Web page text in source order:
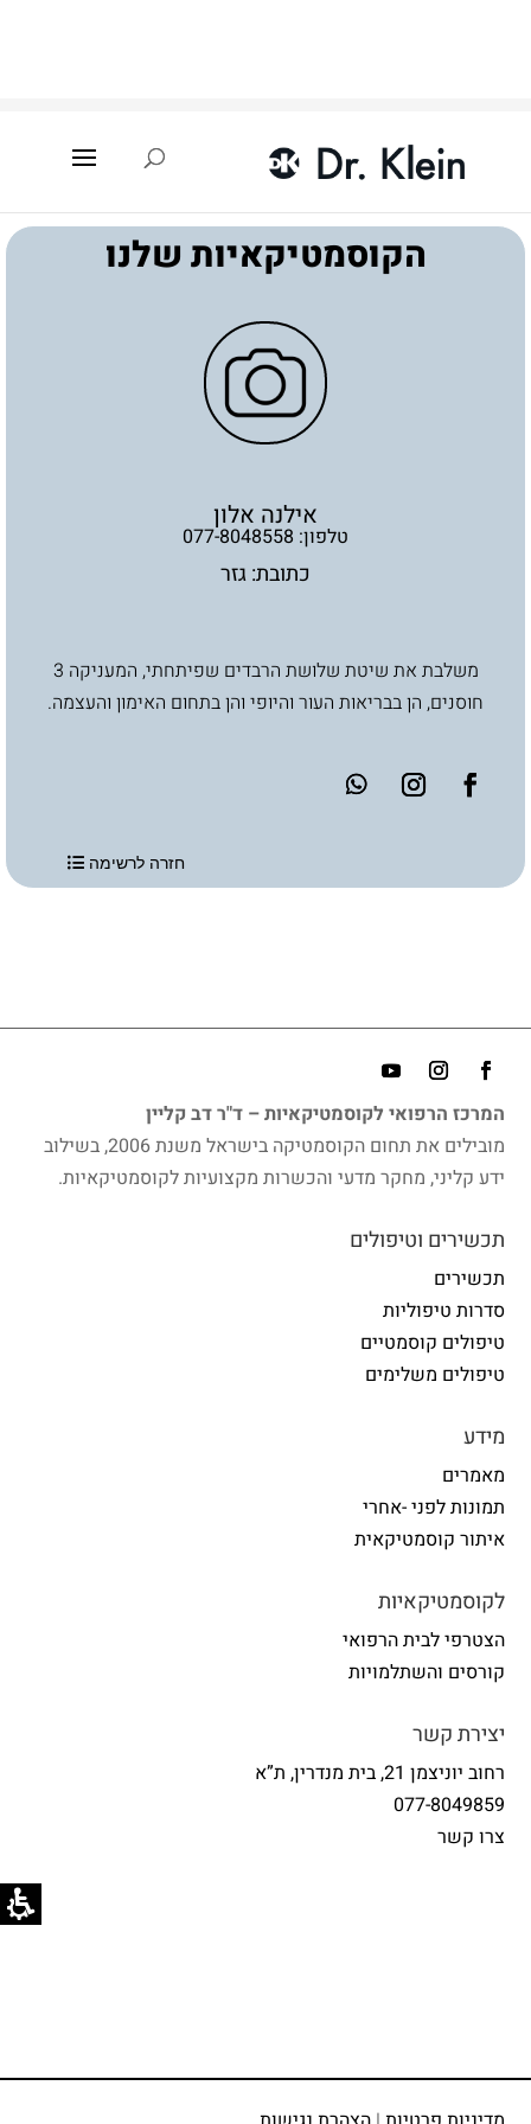
הקוסמטיקאיות שלנו
אילנה אלון
טלפון: 077-8048558
כתובת: גזר
משלבת את שיטת שלושת הרבדים שפיתחתי, המעניקה 3
חוסנים, הן בבריאות העור והיופי והן בתחום האימון והעצמה.
חזרה לרשימה
המרכז הרפואי לקוסמטיקאיות – ד"ר דב קליין
מובילים את תחום הקוסמטיקה בישראל משנת 2006, בשילוב
ידע קליני, מחקר מדעי והכשרות מקצועיות לקוסמטיקאיות.
תכשירים וטיפולים
תכשירים
סדרות טיפוליות
טיפולים קוסמטיים
טיפולים משלימים
מידע
מאמרים
תמונות לפני -אחרי
איתור קוסמטיקאית
לקוסמטיקאיות
הצטרפי לבית הרפואי
קורסים והשתלמויות
יצירת קשר
רחוב יוניצמן 21, בית מנדרין, ת”א
077-8049859
צרו קשר